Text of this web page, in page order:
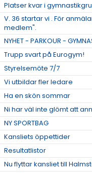
Platser kvar i
V. 36 startar vi . För
medlem".
NYHET - PARKOUR -
Trupp svart på Eurogym!
Styrelsemöte 7/7
Vi utbildar fler ledare
Ha en skön sommar
Ni har väl inte glömt att
NY SPORTBAG
Kansliets öppettider
Resultatlistor
Nu flyttar kansliet till